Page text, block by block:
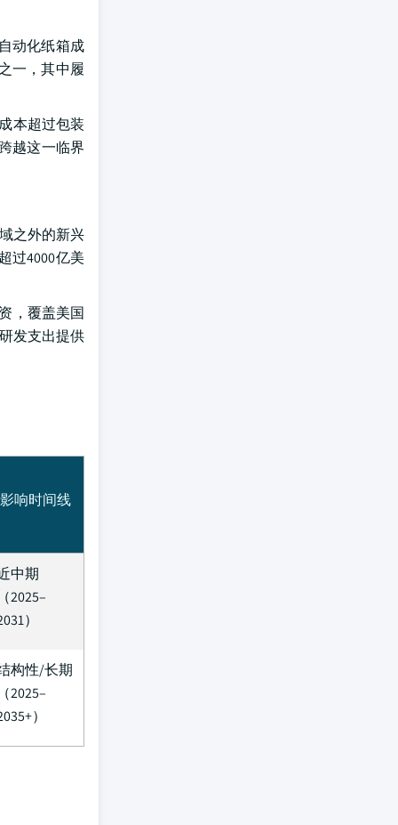
动化纸箱成
一，其中履
本超过包装
越这一临界
之外的新兴
过4000亿美
，覆盖美国
发支出提供
影响时间线
中期
2025–
）
构性/长期
2025–
）